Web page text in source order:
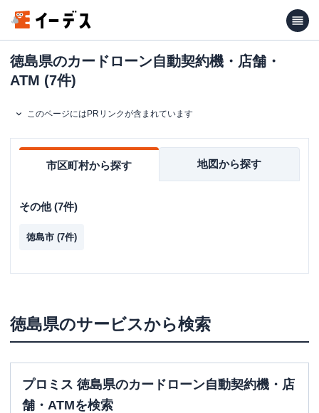
徳島県のカードローン自動契約機・店舗・
ATM (7件)
このページにはPRリンクが含まれています
市区町村から探す 地図から探す
その他(7件)
徳島市 (7件)
徳島県のサービスから検索
プロミス 徳島県のカードローン自動契約機・店
舗・ATMを検索